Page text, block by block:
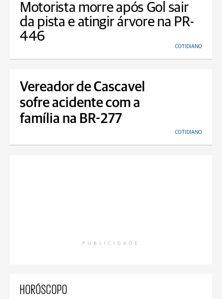
Motorista morre após Gol sair
da pista e atingir árvore na PR-
446
COTIDIANO
Vereador de Cascavel
sofre acidente com a
família na BR-277
COTIDIANO
PUBLICIDADE
HORÓSCOPO